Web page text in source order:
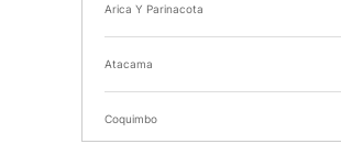
INSTITUTO NACIONAL DE DEPORTES DE
SERVICIO DE SALUD DEL MAULE HOSPITAL
TALCA
I MUNICIPALIDAD DE PROVIDENCIA
Arica Y Parinacota
Atacama
Coquimbo